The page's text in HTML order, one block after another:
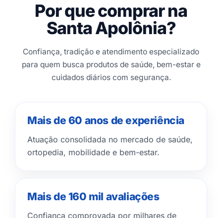
Por que comprar na
Santa Apolônia?
Confiança, tradição e atendimento especializado
para quem busca produtos de saúde, bem-estar e
cuidados diários com segurança.
Mais de 60 anos de experiência
Atuação consolidada no mercado de saúde,
ortopedia, mobilidade e bem-estar.
Mais de 160 mil avaliações
Confiança comprovada por milhares de